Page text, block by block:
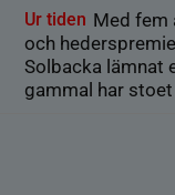
Ur tiden Med fem
och
Solbacka lämnat
gammal har